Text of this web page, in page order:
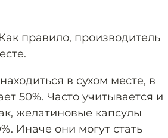
правило, производитель
в сухом месте, в
50%. Часто учитывается и
желатиновые капсулы
Иначе они могут стать